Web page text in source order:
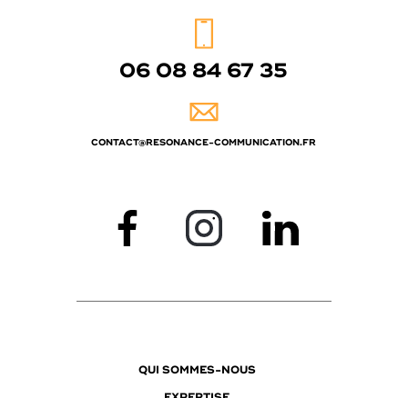
06 08 84 67 35
CONTACT@RESONANCE-COMMUNICATION.FR
QUI SOMMES-NOUS